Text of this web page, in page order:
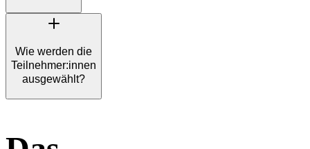
Wie werden die
Teilnehmer:innen
ausgewählt?